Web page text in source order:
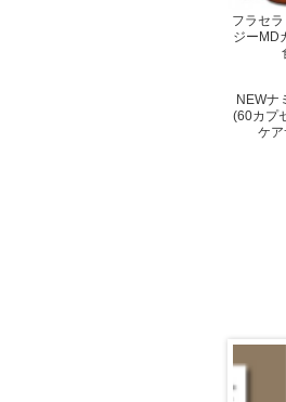
フラセ
ジーMD
NEWナ
(60カプ
ケア